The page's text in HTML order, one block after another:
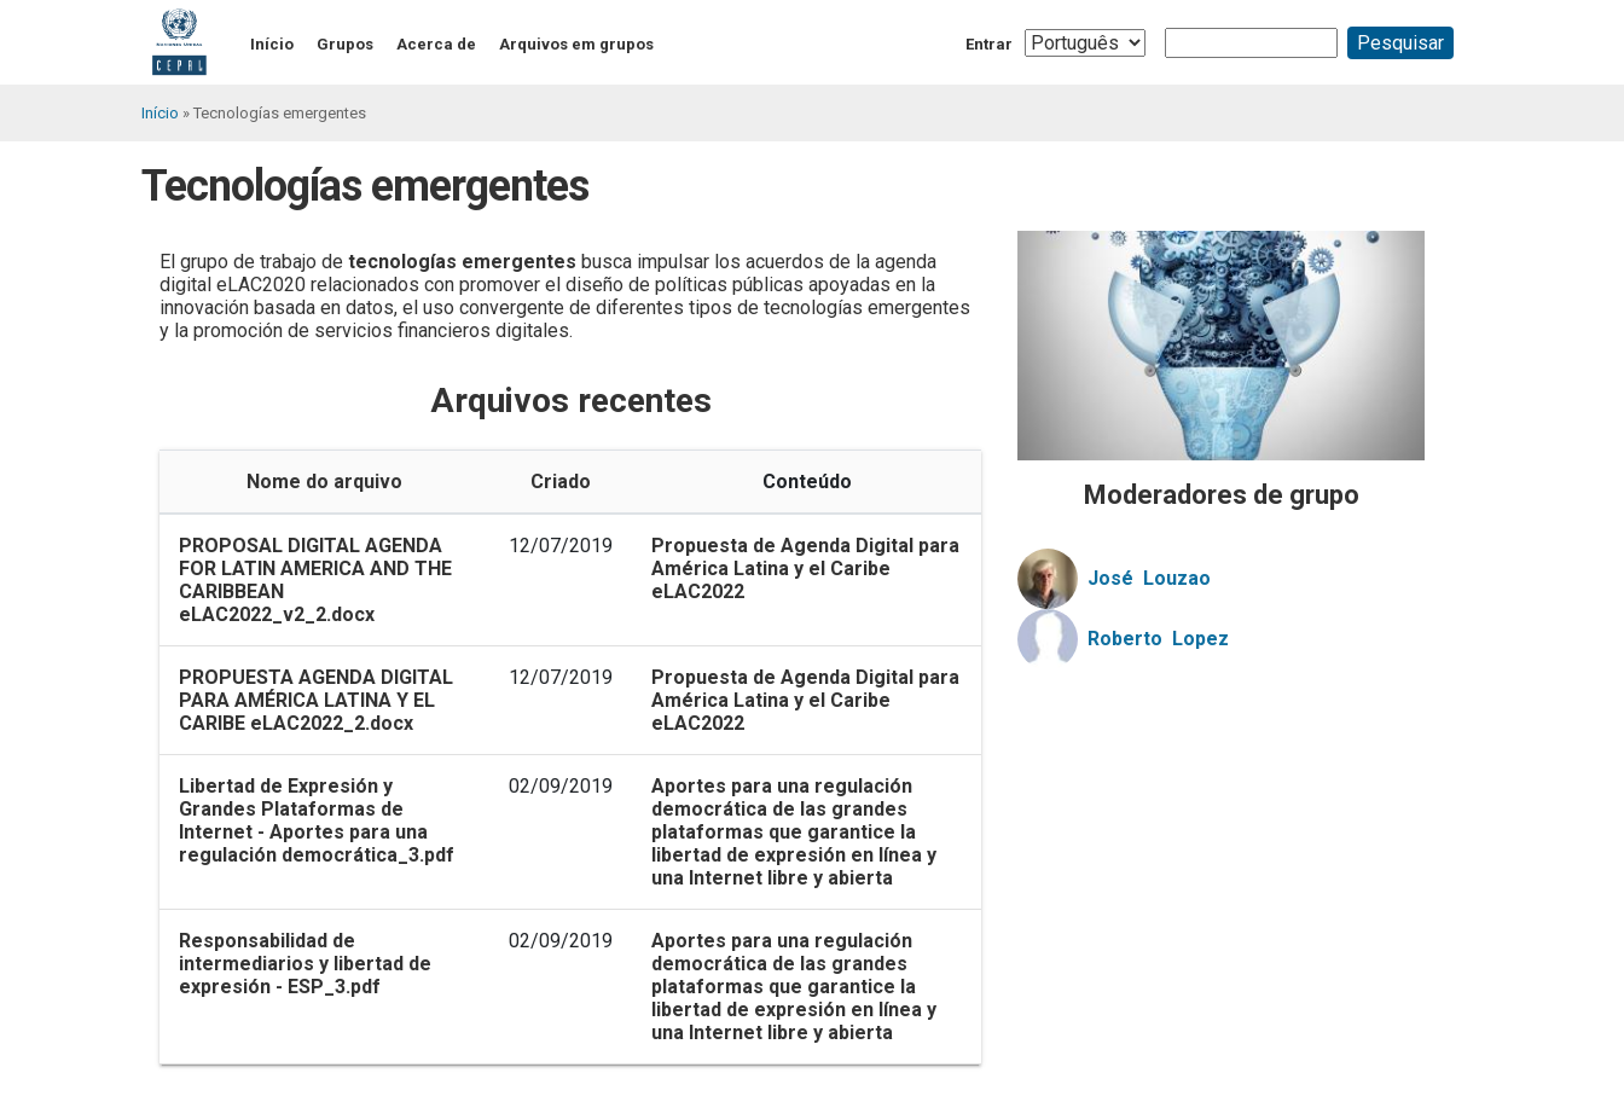
Início Grupos Acerca de Arquivos em grupos Entrar
Select
your
de
navegação
Início Tecnologías emergentes
Tecnologías emergentes
El grupo de trabajo de tecnologías emergentes busca impulsar los acuerdos de la agenda
digital eLAC2020 relacionados con promover el diseño de políticas públicas apoyadas en la
innovación basada en datos, el uso convergente de diferentes tipos de tecnologías emergentes
y la promoción de servicios financieros digitales.
Arquivos recentes
Nome do arquivo Criado Conteúdo
PROPOSAL DIGITAL AGENDA
FOR LATIN AMERICA AND THE
CARIBBEAN
eLAC2022_v2_2.docx
12/07/2019
Propuesta de Agenda Digital para
América Latina y el Caribe
eLAC2022
PROPUESTA AGENDA DIGITAL
PARA AMÉRICA LATINA Y EL
CARIBE eLAC2022_2.docx
12/07/2019
Propuesta de Agenda Digital para
América Latina y el Caribe
eLAC2022
Libertad de Expresión y
Grandes Plataformas de
Internet - Aportes para una
regulación democrática_3.pdf
02/09/2019
Aportes para una regulación
democrática de las grandes
plataformas que garantice la
libertad de expresión en línea y
una Internet libre y abierta
Responsabilidad de
intermediarios y libertad de
expresión - ESP_3.pdf
02/09/2019
Aportes para una regulación
democrática de las grandes
plataformas que garantice la
libertad de expresión en línea y
una Internet libre y abierta
Moderadores de grupo
José Louzao
Roberto Lopez